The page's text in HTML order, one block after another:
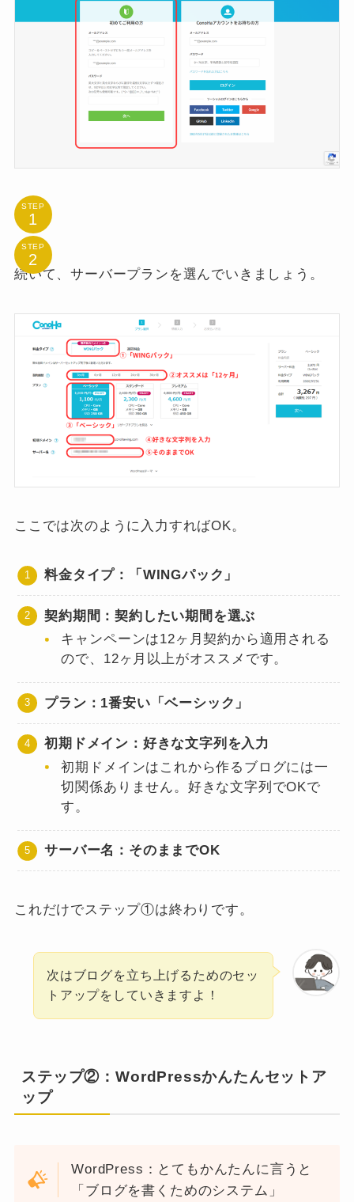
STEP
STEP
続いて、サーバープランを選んでいきましょう。
ここでは次のように入力すればOK。
料金タイプ：「WINGパック」
契約期間：契約したい期間を選ぶ
キャンペーンは12ヶ月契約から適用される
ので、12ヶ月以上がオススメです。
プラン：1番安い「ベーシック」
初期ドメイン：好きな文字列を入力
初期ドメインはこれから作るブログには一
切関係ありません。好きな文字列でOKで
す。
サーバー名：そのままでOK
これだけでステップ①は終わりです。
次はブログを立ち上げるためのセッ
トアップをしていきますよ！
ステップ②：WordPressかんたんセットア
ップ
WordPress ：とてもかんたんに言うと
「ブログを書くためのシステム」